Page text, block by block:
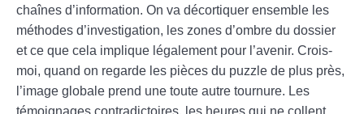
chaînes d’information. On va décortiquer ensemble les
méthodes d’investigation, les zones d’ombre du dossier
et ce que cela implique légalement pour l’avenir. Crois-
moi, quand on regarde les pièces du puzzle de plus près,
l’image globale prend une toute autre tournure. Les
témoignages contradictoires, les heures qui ne collent